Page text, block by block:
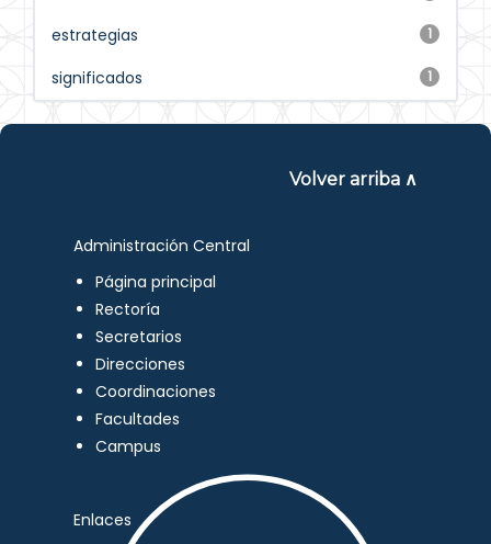
1
estrategias
1
significados
Volver arriba ∧
Administración Central
Página principal
Rectoría
Secretarios
Direcciones
Coordinaciones
Facultades
Campus
Enlaces